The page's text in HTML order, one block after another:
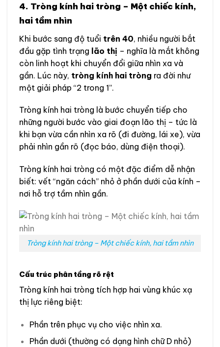
4. Tròng kính hai tròng – Một chiếc kính,
hai tầm nhìn
Khi bước sang độ tuổi trên 40, nhiều người bắt
đầu gặp tình trạng lão thị – nghĩa là mắt không
còn linh hoạt khi chuyển đổi giữa nhìn xa và
gần. Lúc này, tròng kính hai tròng ra đời như
một giải pháp “2 trong 1”.
Tròng kính hai tròng là bước chuyển tiếp cho
những người bước vào giai đoạn lão thị – tức là
khi bạn vừa cần nhìn xa rõ (đi đường, lái xe), vừa
phải nhìn gần rõ (đọc báo, dùng điện thoại).
Tròng kính hai tròng có một đặc điểm dễ nhận
biết: vết “ngăn cách” nhỏ ở phần dưới của kính –
nơi hỗ trợ tầm nhìn gần.
Tròng kính hai tròng – Một chiếc kính, hai tầm nhìn
Cấu trúc phân tầng rõ rệt
Tròng kính hai tròng tích hợp hai vùng khúc xạ
thị lực riêng biệt:
Phần trên phục vụ cho việc nhìn xa.
Phần dưới (thường có dạng hình chữ D nhỏ)